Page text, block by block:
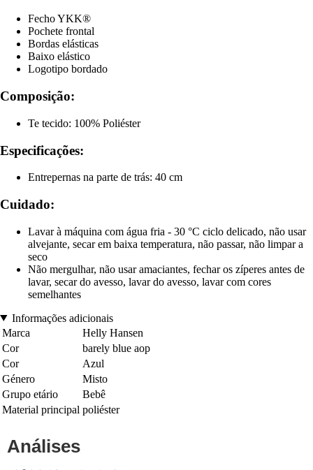
Fecho YKK®
Pochete frontal
Bordas elásticas
Baixo elástico
Logotipo bordado
Composição:
Te tecido: 100% Poliéster
Especificações:
Entrepernas na parte de trás: 40 cm
Cuidado:
Lavar à máquina com água fria - 30 °C ciclo delicado, não usar
alvejante, secar em baixa temperatura, não passar, não limpar a
seco
Não mergulhar, não usar amaciantes, fechar os zíperes antes de
lavar, secar do avesso, lavar do avesso, lavar com cores
semelhantes
Informações adicionais
Marca
Helly Hansen
Cor
barely blue aop
Cor
Azul
Género
Misto
Grupo etário
Bebê
Material principal poliéster